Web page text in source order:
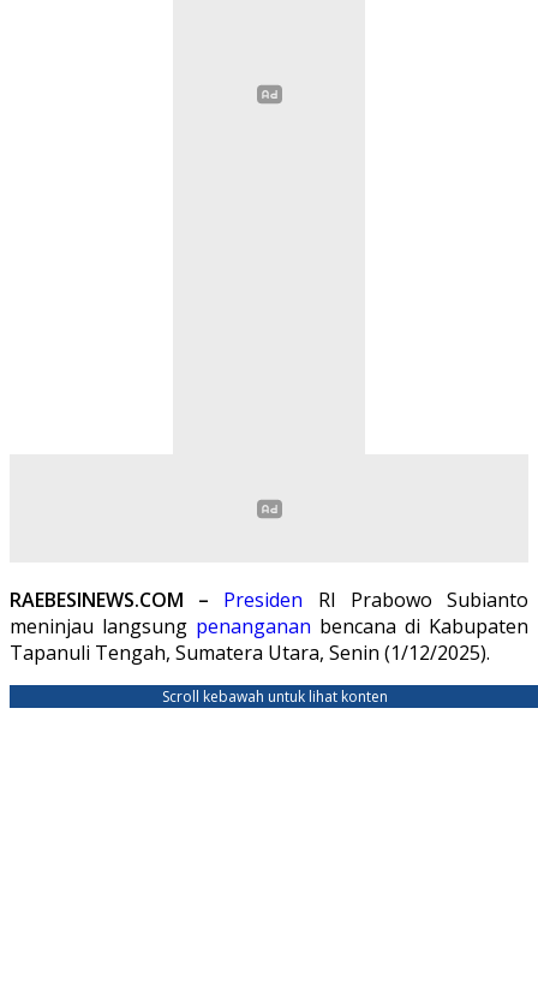
RAEBESINEWS.COM – Presiden RI Prabowo Subianto
meninjau langsung penanganan bencana di Kabupaten
Tapanuli Tengah, Sumatera Utara, Senin (1/12/2025).
Scroll kebawah untuk lihat konten